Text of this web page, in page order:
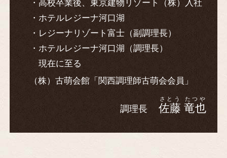
高校卒業後、東京建物リゾート（株）入社
ホテルレジーナ河口湖
レジーナリゾート富士（副調理長）
ホテルレジーナ河口湖（調理長）
現在に至る
（株）古萌会館「関西調理師古萌会会員」
調理長 佐藤 竜也
さとう たつや